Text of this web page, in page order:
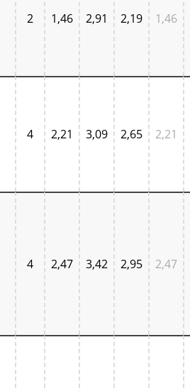
2 1,46 2,91 2,19 1,46
4 2,21 3,09 2,65 2,21
4 2,47 3,42 2,95 2,47